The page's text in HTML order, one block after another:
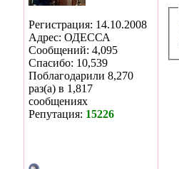
Регистрация: 14.10.2008
Адрес: ОДЕССА
Сообщений: 4,095
Спасибо: 10,539
Поблагодарили 8,270
раз(а) в 1,817
сообщениях
Репутация: 15226